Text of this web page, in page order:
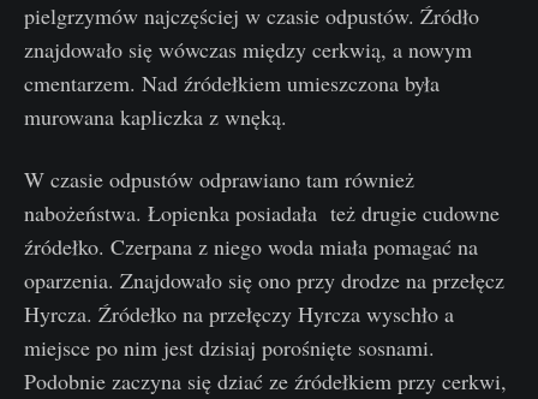
pielgrzymów najczęściej w czasie odpustów. Źródło
znajdowało się wówczas między cerkwią, a nowym
cmentarzem. Nad źródełkiem umieszczona była
murowana kapliczka z wnęką.
W czasie odpustów odprawiano tam również
nabożeństwa. Łopienka posiadała też drugie cudowne
źródełko. Czerpana z niego woda miała pomagać na
oparzenia. Znajdowało się ono przy drodze na przełęcz
Hyrcza. Źródełko na przełęczy Hyrcza wyschło a
miejsce po nim jest dzisiaj porośnięte sosnami.
Podobnie zaczyna się dziać ze źródełkiem przy cerkwi,